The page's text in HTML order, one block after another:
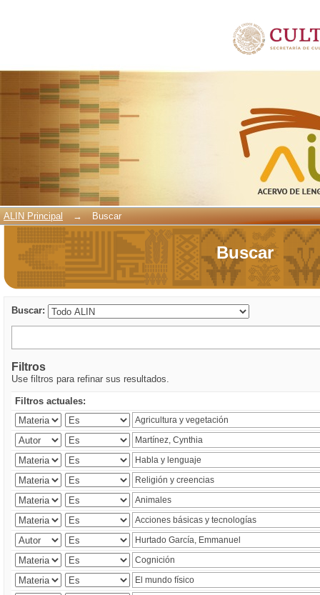
ALIN Principal → Buscar
Buscar
Buscar:
Filtros
Use filtros para refinar sus resultados.
Filtros actuales: